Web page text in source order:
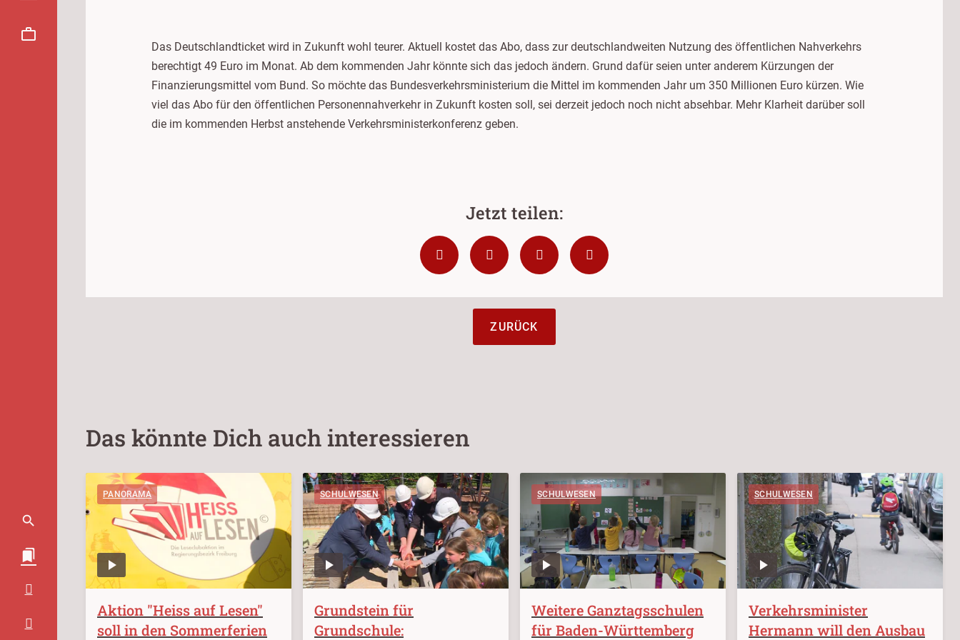
Das Deutschlandticket wird in Zukunft wohl teurer. Aktuell kostet das Abo, dass zur deutschlandweiten Nutzung des öffentlichen Nahverkehrs
berechtigt 49 Euro im Monat. Ab dem kommenden Jahr könnte sich das jedoch ändern. Grund dafür seien unter anderem Kürzungen der
Finanzierungsmittel vom Bund. So möchte das Bundesverkehrsministerium die Mittel im kommenden Jahr um 350 Millionen Euro kürzen. Wie
viel das Abo für den öffentlichen Personennahverkehr in Zukunft kosten soll, sei derzeit jedoch noch nicht absehbar. Mehr Klarheit darüber soll
die im kommenden Herbst anstehende Verkehrsministerkonferenz geben.
ZURÜCK
Das könnte Dich auch interessieren
PANORAMA
Aktion "Heiss auf Lesen"
soll in den Sommerferien
SCHULWESEN
Grundstein für
Grundschule:
SCHULWESEN
Weitere Ganztagsschulen
für Baden-Württemberg
SCHULWESEN
Verkehrsminister
Hermann will den Ausbau